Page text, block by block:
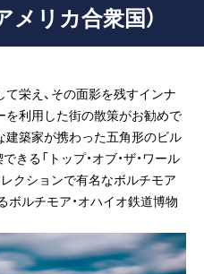
メルマガ登録
メリカ合衆国）
栄え、その面影を残すインナ
を利用した街の散策がお勧めで
建築家が携わった五角形のビル
る「トップ・オブ・ザ・ワール
クションで有名なボルチモア
ルチモア・オハイオ鉄道博物